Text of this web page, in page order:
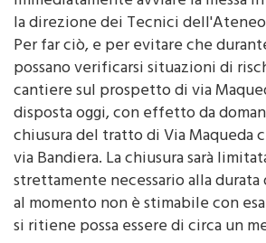
immediatamente avviare la messa
la direzione dei Tecnici dell'Ateneo
Per far ciò, e per evitare che
possano verificarsi situazioni di
cantiere sul prospetto di via
disposta oggi, con effetto da
chiusura del tratto di Via Maqueda
via Bandiera. La chiusura sarà
strettamente necessario alla durata
al momento non è stimabile con